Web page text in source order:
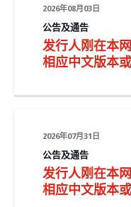
2026年08月03日
公告及通告
发行人刚在本
相应中文版本
2026年07月31日
公告及通告
发行人刚在本
相应中文版本